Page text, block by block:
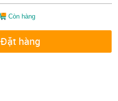
Còn hàng
Đặt hàng